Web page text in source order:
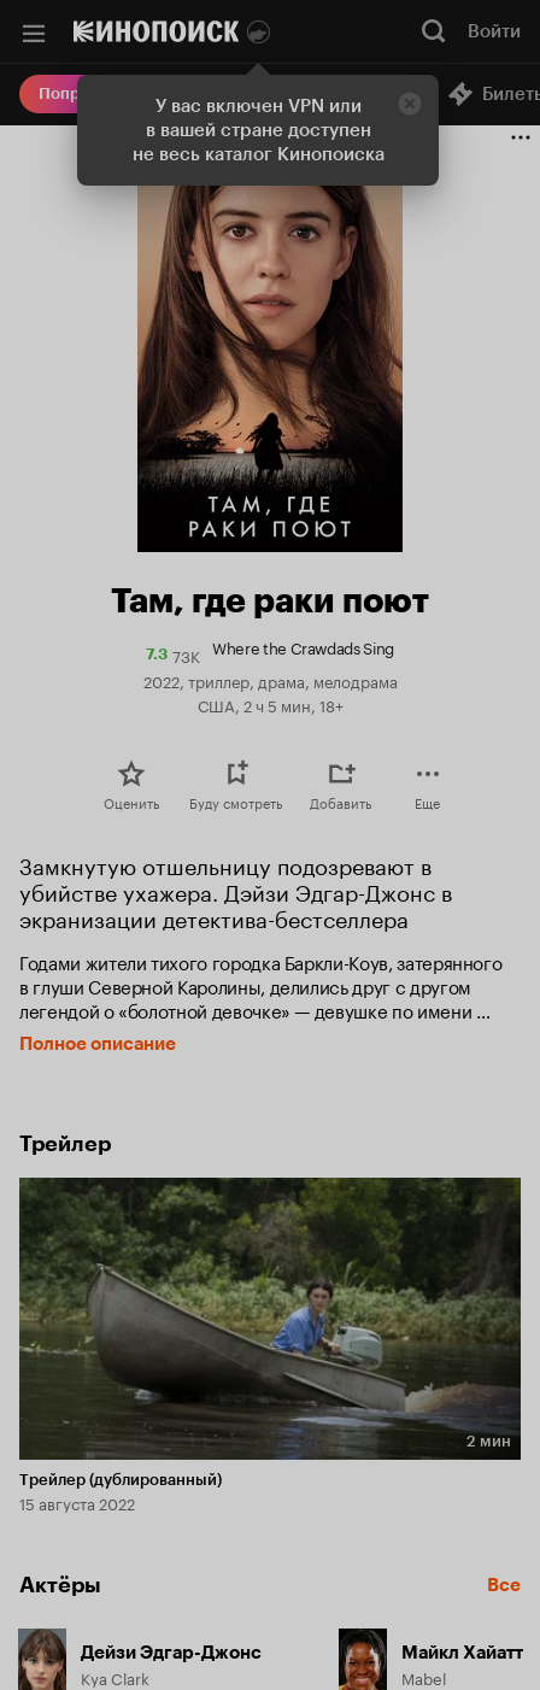
У вас включен VPN или
в вашей стране доступен
не весь каталог Кинопоиска
Войти
Попробовать Плюс Онлайн-кинотеатр
Там, где раки поют
7.3Рейтинг
Кинопоиска
73K Where the Crawdads Sing
2022, триллер, драма, мелодрама
США, 2 ч 5 мин, 18+
Оценить Буду смотреть Добавить Еще
Замкнутую отшельницу подозревают в
убийстве ухажера. Дэйзи Эдгар-Джонс в
экранизации детектива-бестселлера
Годами жители тихого городка Баркли-Коув, затерянного
в глуши Северной Каролины, делились друг с другом
легендой о «болотной девочке» — девушке по имени
Киа Кларк, с юных лет живущей отшельницей. Знакомство
с двумя местными юношами открывает перед Кией новый
Полное описание
Трейлер
Длительность 2 мин
2 мин
Трейлер (дублированный)
15 августа 2022
Актёры Все
Дейзи Эдгар-Джонс
Kya Clark
Майкл Хайатт
Mabel